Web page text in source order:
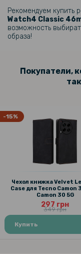
Рекомендуем купить
Watch4 Classic
возможность
образа!
Покупатели,
-15%
Чехол книжка Velvet
Case для Tecno Camon
Camon 30 5G
297 грн
349 грн
Купить